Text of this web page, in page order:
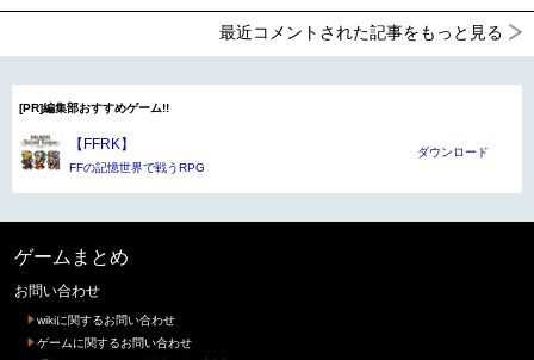
最近コメントされた記事をもっと見る
[PR]編集部おすすめゲーム!!
【FFRK】
FFの記憶世界で戦うRPG
ダウンロード
ゲームまとめ
お問い合わせ
wikiに関するお問い合わせ
ゲームに関するお問い合わせ